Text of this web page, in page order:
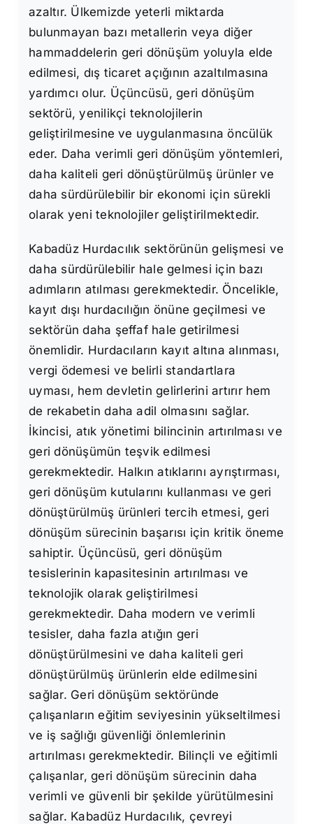
azaltır. Ülkemizde yeterli miktarda
bulunmayan bazı metallerin veya diğer
hammaddelerin geri dönüşüm yoluyla elde
edilmesi, dış ticaret açığının azaltılmasına
yardımcı olur. Üçüncüsü, geri dönüşüm
sektörü, yenilikçi teknolojilerin
geliştirilmesine ve uygulanmasına öncülük
eder. Daha verimli geri dönüşüm yöntemleri,
daha kaliteli geri dönüştürülmüş ürünler ve
daha sürdürülebilir bir ekonomi için sürekli
olarak yeni teknolojiler geliştirilmektedir.
Kabadüz Hurdacılık sektörünün gelişmesi ve
daha sürdürülebilir hale gelmesi için bazı
adımların atılması gerekmektedir. Öncelikle,
kayıt dışı hurdacılığın önüne geçilmesi ve
sektörün daha şeffaf hale getirilmesi
önemlidir. Hurdacıların kayıt altına alınması,
vergi ödemesi ve belirli standartlara
uyması, hem devletin gelirlerini artırır hem
de rekabetin daha adil olmasını sağlar.
İkincisi, atık yönetimi bilincinin artırılması ve
geri dönüşümün teşvik edilmesi
gerekmektedir. Halkın atıklarını ayrıştırması,
geri dönüşüm kutularını kullanması ve geri
dönüştürülmüş ürünleri tercih etmesi, geri
dönüşüm sürecinin başarısı için kritik öneme
sahiptir. Üçüncüsü, geri dönüşüm
tesislerinin kapasitesinin artırılması ve
teknolojik olarak geliştirilmesi
gerekmektedir. Daha modern ve verimli
tesisler, daha fazla atığın geri
dönüştürülmesini ve daha kaliteli geri
dönüştürülmüş ürünlerin elde edilmesini
sağlar. Geri dönüşüm sektöründe
çalışanların eğitim seviyesinin yükseltilmesi
ve iş sağlığı güvenliği önlemlerinin
artırılması gerekmektedir. Bilinçli ve eğitimli
çalışanlar, geri dönüşüm sürecinin daha
verimli ve güvenli bir şekilde yürütülmesini
sağlar. Kabadüz Hurdacılık, çevreyi